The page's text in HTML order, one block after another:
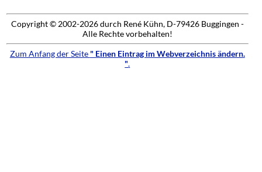
Copyright © 2002-2026 durch René Kühn, D-79426 Buggingen -
Alle Rechte vorbehalten!
Zum Anfang der Seite " Einen Eintrag im Webverzeichnis ändern.
".